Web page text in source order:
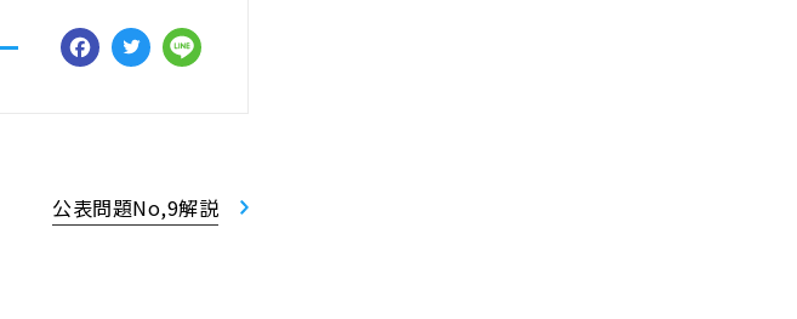
Facebook
Twitter
公表問題No,9解説